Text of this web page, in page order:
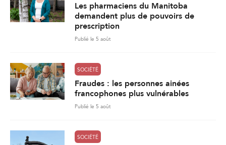
Les pharmaciens du Manitoba
demandent plus de pouvoirs de
prescription
Publié le 5 août
SOCIÉTÉ
Fraudes : les personnes ainées
francophones plus vulnérables
Publié le 5 août
SOCIÉTÉ